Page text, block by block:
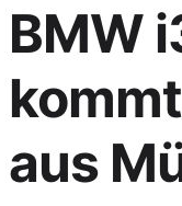
BMW
aus